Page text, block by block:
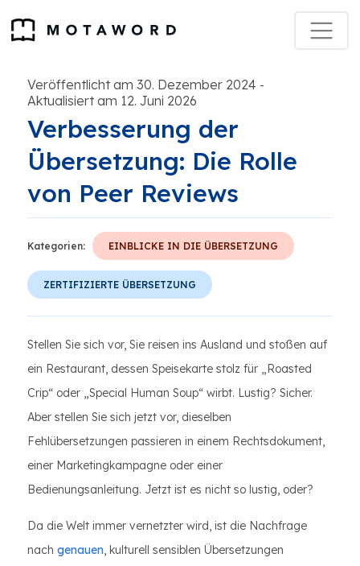
Veröffentlicht am 30. Dezember 2024 -
Aktualisiert am 12. Juni 2026
Verbesserung der
Übersetzung: Die Rolle
von Peer Reviews
Kategorien: EINBLICKE IN DIE ÜBERSETZUNG
ZERTIFIZIERTE ÜBERSETZUNG
Stellen Sie sich vor, Sie reisen ins Ausland und stoßen auf
ein Restaurant, dessen Speisekarte stolz für „Roasted
Crip“ oder „Special Human Soup“ wirbt. Lustig? Sicher.
Aber stellen Sie sich jetzt vor, dieselben
Fehlübersetzungen passieren in einem Rechtsdokument,
einer Marketingkampagne oder einer
Bedienungsanleitung. Jetzt ist es nicht so lustig, oder?
Da die Welt immer vernetzter wird, ist die Nachfrage
nach genauen, kulturell sensiblen Übersetzungen